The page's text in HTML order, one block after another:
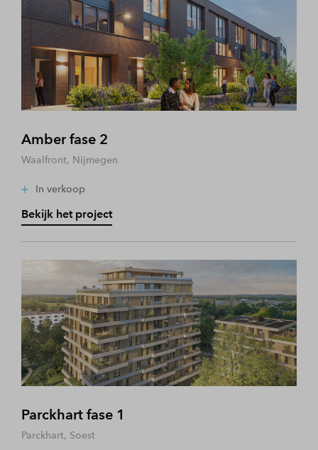
Amber fase 2
Waalfront, Nijmegen
In verkoop
Bekijk het project
Parckhart fase 1
Parckhart, Soest